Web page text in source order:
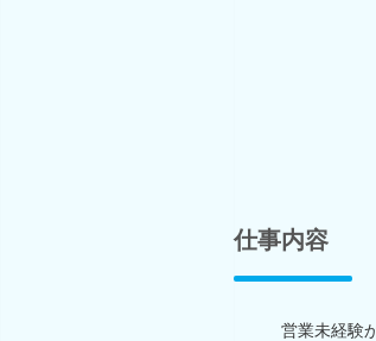
仕事内容
営業未経験